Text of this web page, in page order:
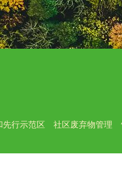
先行示范区 社区废弃物管理